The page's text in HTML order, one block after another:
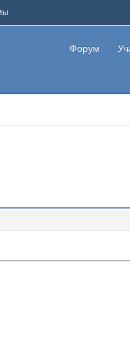
Форум